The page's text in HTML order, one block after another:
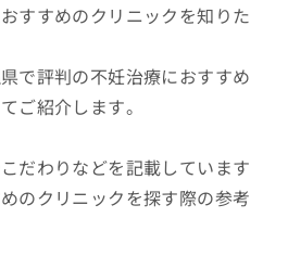
すすめのクリニックを知りた
で評判の不妊治療におすすめ
ご紹介します。
だわりなどを記載しています
のクリニックを探す際の参考